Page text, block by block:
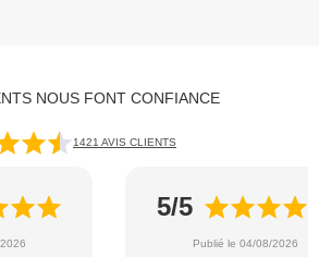
NOUS FONT CONFIANCE
1421 AVIS CLIENTS
5/5
Publié le 04/08/2026